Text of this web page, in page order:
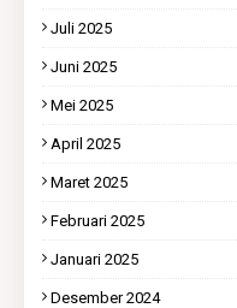
Juli 2025
Juni 2025
Mei 2025
April 2025
Maret 2025
Februari 2025
Januari 2025
Desember 2024